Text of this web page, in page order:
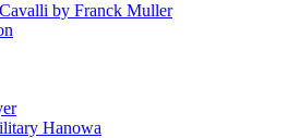
by Franck Muller
Hanowa